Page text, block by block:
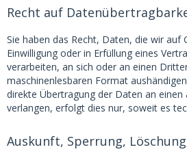
Recht auf
Sie haben das Recht, Daten, die wir auf
Einwilligung oder in Erfüllung eines
verarbeiten, an sich oder an einen
maschinenlesbaren Format
direkte Übertragung der Daten an
verlangen, erfolgt dies nur, soweit es
Auskunft, Sperrung,